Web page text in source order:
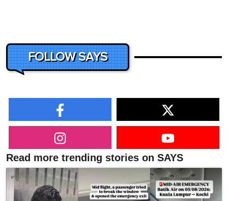
FOLLOW SAYS
Read more trending stories on SAYS